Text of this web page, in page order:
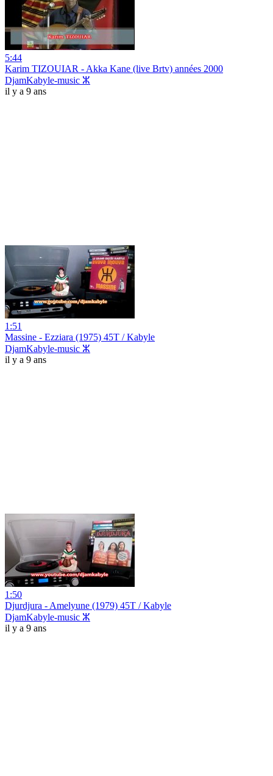
5:44
Karim TIZOUIAR - Akka Kane (live Brtv) années 2000
DjamKabyle-music ⵣ
il y a 9 ans
1:51
Massine - Ezziara (1975) 45T / Kabyle
DjamKabyle-music ⵣ
il y a 9 ans
1:50
Djurdjura - Amelyune (1979) 45T / Kabyle
DjamKabyle-music ⵣ
il y a 9 ans